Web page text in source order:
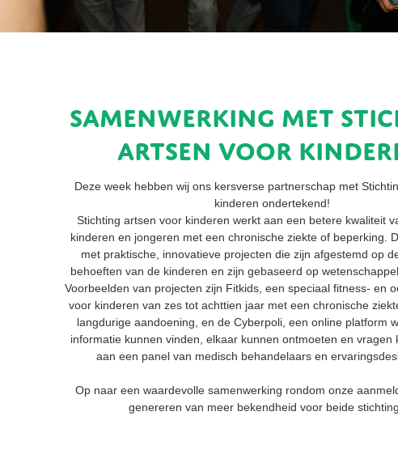
Samenwerking met
artsen voor
Deze week hebben wij ons kersverse partnerschap met
kinderen ondertekend!
Stichting artsen voor kinderen werkt aan een betere kwaliteit
kinderen en jongeren met een chronische ziekte of beperking.
met praktische, innovatieve projecten die zijn afgestemd op
behoeften van de kinderen en zijn gebaseerd op
Voorbeelden van projecten zijn Fitkids, een speciaal fitness- en
voor kinderen van zes tot achttien jaar met een chronische
langdurige aandoening, en de Cyberpoli, een online platform
informatie kunnen vinden, elkaar kunnen ontmoeten en vragen
aan een panel van medisch behandelaars en
Op naar een waardevolle samenwerking rondom onze
genereren van meer bekendheid voor beide